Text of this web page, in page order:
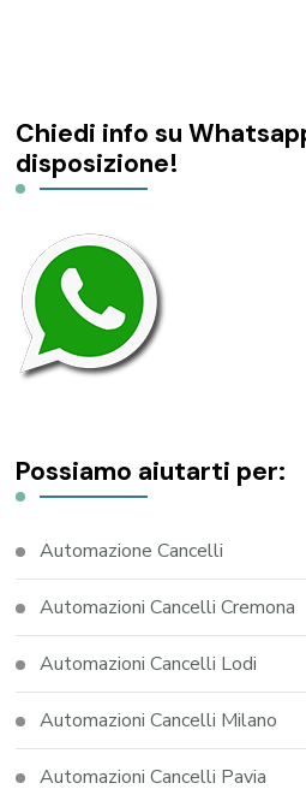
Chiedi info su
disposizione!
Possiamo aiutarti per:
Automazione Cancelli
Automazioni Cancelli Cremona
Automazioni Cancelli Lodi
Automazioni Cancelli Milano
Automazioni Cancelli Pavia